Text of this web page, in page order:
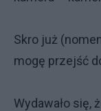
Skro już
mogę przejść
Wydawało się,